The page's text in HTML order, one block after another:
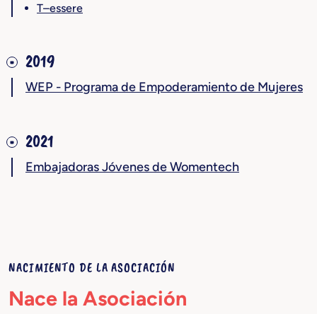
NACIMIENTO DE LA ASOCIACIÓN
Nace la Asociación
T–essere
2019
WEP - Programa de Empoderamiento de Mujeres
2021
Embajadoras Jóvenes de Womentech